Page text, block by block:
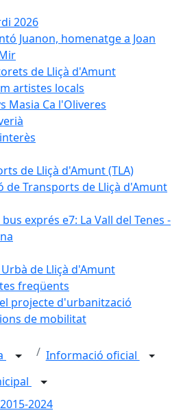
2026
Juanon, homenatge a Joan
de Lliçà d'Amunt
artistes locals
Masia Ca l'Oliveres
de Lliçà d'Amunt (TLA)
de Transports de Lliçà d'Amunt
exprés e7: La Vall del Tenes -
de Lliçà d'Amunt
freqüents
projecte d'urbanització
de mobilitat
Informació oficial
2024